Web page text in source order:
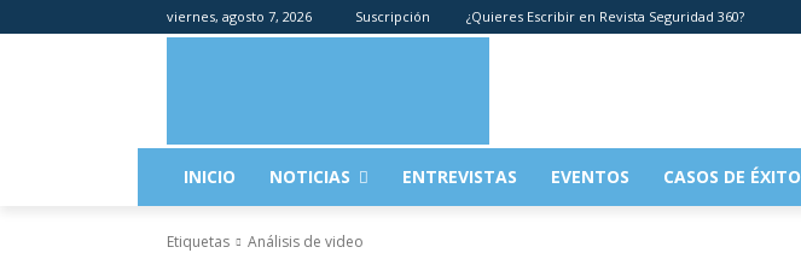
viernes, agosto 7, 2026 Suscripción ¿Quieres Escribir en Revista Seguridad 360?
INICIO NOTICIAS ENTREVISTAS EVENTOS CASOS DE ÉXITO
Etiquetas Análisis de video